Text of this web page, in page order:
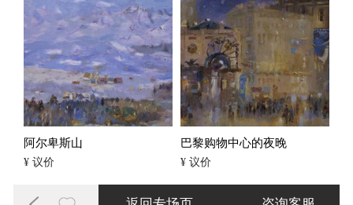
阿尔卑斯山
¥ 议价
巴黎购物中心的夜晚
¥ 议价